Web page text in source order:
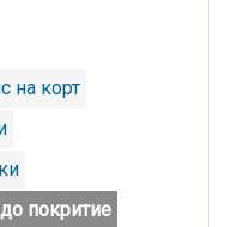
на корт
покритие